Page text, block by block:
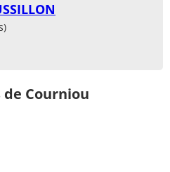
Courniou